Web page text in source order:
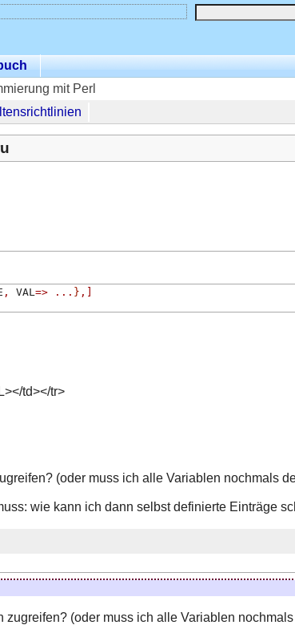
mit Perl
, VAL => ... } ,]
td></tr>
(oder muss ich alle Variablen nochmals
wie kann ich dann selbst definierte Einträge
(oder muss ich alle Variablen